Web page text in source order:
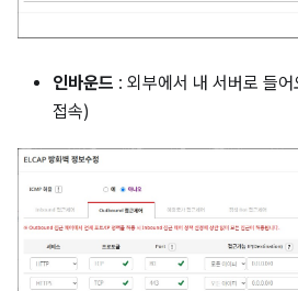
인바운드 : 외부에서 내 서버로 들
접속)